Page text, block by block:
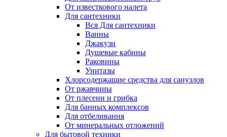
От известкового налета
Для сантехники
Вся Для сантехники
Ванны
Джакузи
Душевые кабины
Раковины
Унитазы
Хлорсодержащие средства для санузлов
От ржавчины
От плесени и грибка
Для банных комплексов
Для отбеливания
От минеральных отложений
Для бытовой техники